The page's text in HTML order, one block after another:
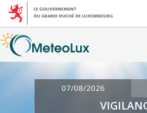
07/08/2026